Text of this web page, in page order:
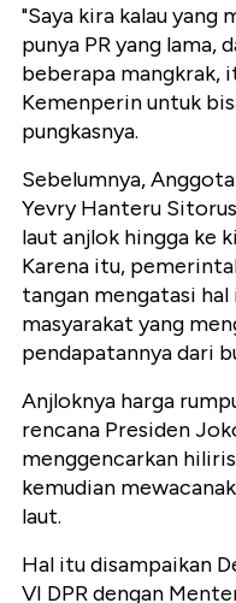
"Saya kira kalau yang
punya PR yang lama,
beberapa mangkrak,
Kemenperin untuk
pungkasnya.
Sebelumnya,
Yevry Hanteru
laut anjlok hingga ke
Karena itu,
tangan mengatasi
masyarakat yang
pendapatannya dari
Anjloknya harga
rencana Presiden
menggencarkan
kemudian
laut.
Hal itu disampaikan
VI DPR dengan